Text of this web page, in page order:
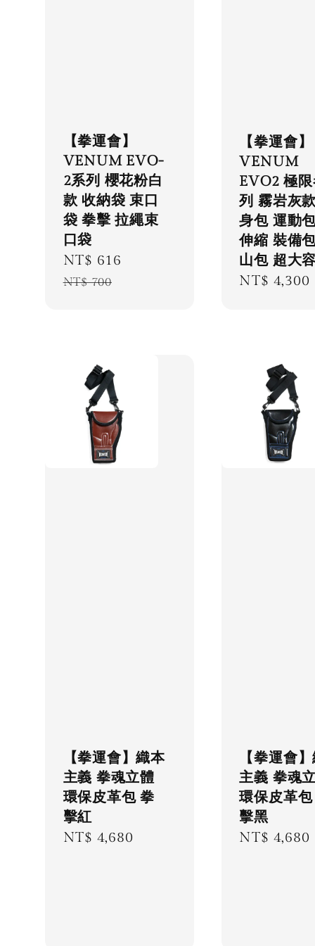
【拳運會】
VENUM EVO-
2系列 櫻花粉白
款 收納袋 束口
袋 拳擊 拉繩束
口袋
Sale
price
NT$ 616
NT$ 700
【拳運會】
VENUM
EVO2 極
列 霧岩灰
身包 運動
伸縮 裝備
山包 超大
Regular
NT$ 4,300
【拳運會】織本
主義 拳魂立體
環保皮革包 拳
擊紅
Regular
NT$ 4,680
【拳運會
主義 拳魂
環保皮革
擊黑
Regular
NT$ 4,680